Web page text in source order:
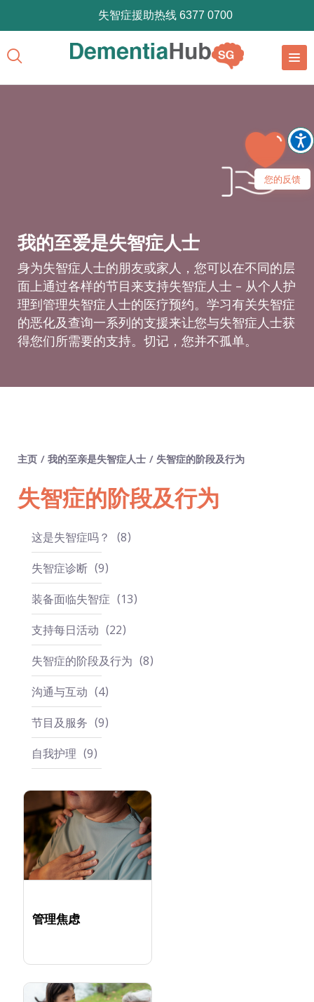
您的反馈
失智症援助热线 6377 0700
我的至爱是失智症人士
身为失智症人士的朋友或家人，您可以在不同的层
面上通过各样的节目来支持失智症人士 – 从个人护
理到管理失智症人士的医疗预约。学习有关失智症
的恶化及查询一系列的支援来让您与失智症人士获
得您们所需要的支持。切记，您并不孤单。
主页 / 我的至亲是失智症人士 / 失智症的阶段及行为
失智症的阶段及行为
这是失智症吗？
8
失智症诊断
9
装备面临失智症
13
支持每日活动
22
失智症的阶段及行为
8
沟通与互动
4
节目及服务
9
自我护理
9
管理焦虑